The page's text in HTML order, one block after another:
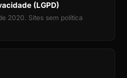
(LGPD)
2020. Sites sem política